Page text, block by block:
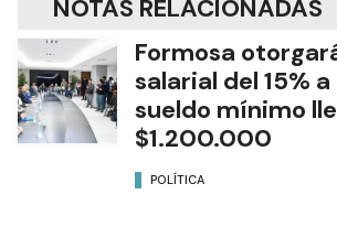
NOTAS RELACIONADAS
Formosa
salarial del 15%
sueldo mínimo
$1.200.000
POLÍTICA